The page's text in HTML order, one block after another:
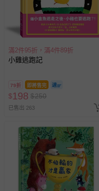
滿2件95折，滿4件89折
小雞逃跑記
79折 即將售完
$198 $250
已售出 263